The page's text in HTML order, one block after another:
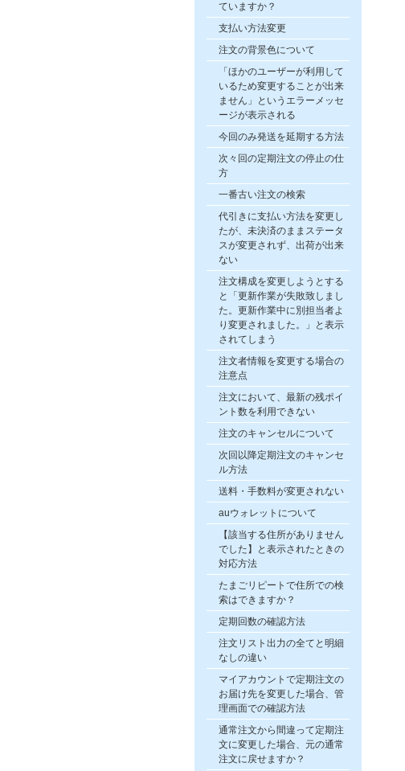
ていますか？
支払い方法変更
注文の背景色について
「ほかのユーザーが利用して
いるため変更することが出来
ません」というエラーメッセ
ージが表示される
今回のみ発送を延期する方法
次々回の定期注文の停止の仕
方
一番古い注文の検索
代引きに支払い方法を変更し
たが、未決済のままステータ
スが変更されず、出荷が出来
ない
注文構成を変更しようとする
と「更新作業が失敗致しまし
た。更新作業中に別担当者よ
り変更されました。」と表示
されてしまう
注文者情報を変更する場合の
注意点
注文において、最新の残ポイ
ント数を利用できない
注文のキャンセルについて
次回以降定期注文のキャンセ
ル方法
送料・手数料が変更されない
auウォレットについて
【該当する住所がありません
でした】と表示されたときの
対応方法
たまごリピートで住所での検
索はできますか？
定期回数の確認方法
注文リスト出力の全てと明細
なしの違い
マイアカウントで定期注文の
お届け先を変更した場合、管
理画面での確認方法
通常注文から間違って定期注
文に変更した場合、元の通常
注文に戻せますか？